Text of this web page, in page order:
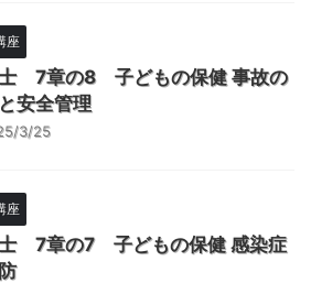
座
7章の8 子どもの保健 事故の
安全管理
3/25
座
7章の7 子どもの保健 感染症